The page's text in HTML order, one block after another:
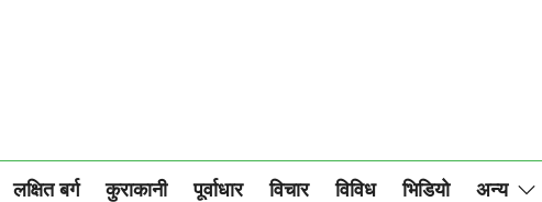
लक्षित बर्ग कुराकानी पूर्वाधार विचार विविध भिडियो अन्य